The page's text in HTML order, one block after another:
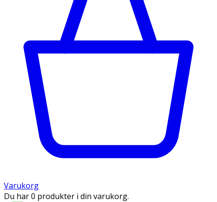
Varukorg
Du har 0 produkter i din varukorg.